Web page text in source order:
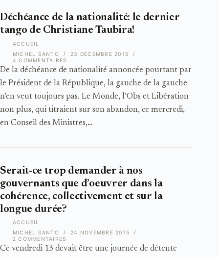
ACCUEIL
Déchéance de la nationalité: le dernier
tango de Christiane Taubira!
De la déchéance de nationalité annoncée pourtant par
le Président de la République, la gauche de la gauche
n’en veut toujours pas. Le Monde, l’Obs et Libération
non plus, qui titraient sur son abandon, ce mercredi,
en Conseil des Ministres,…
MICHEL SANTO
23 DÉCEMBRE 2015
4 COMMENTAIRES
ACCUEIL
Serait-ce trop demander à nos
gouvernants que d’oeuvrer dans la
cohérence, collectivement et sur la
longue durée?
Ce vendredi 13 devait être une journée de détente
MICHEL SANTO
24 NOVEMBRE 2015
2 COMMENTAIRES